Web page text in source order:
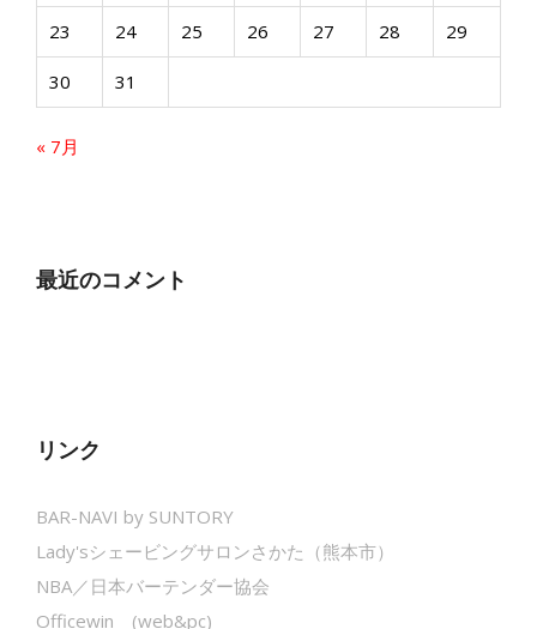
23 24 25 26 27 28 29
30 31
« 7月
最近のコメント
リンク
BAR-NAVI by SUNTORY
Lady'sシェービングサロンさかた（熊本市）
NBA／日本バーテンダー協会
Officewin (web&pc)